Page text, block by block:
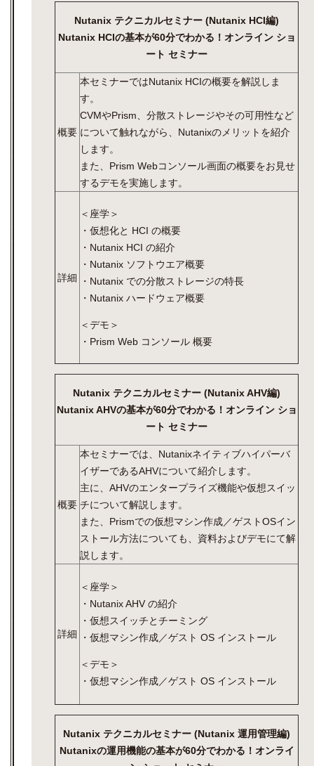
Nutanix テクニカルセミナー (Nutanix HCI編)
Nutanix HCIの基本が60分でわかる！オンライン ショ
ート セミナー
概要
本セミナーではNutanix HCIの概要を解説しま
す。
CVMやPrism、分散ストレージやその可用性など
について触れながら、Nutanixのメリットを紹介
します。
また、Prism Webコンソール画面の概要をお見せ
するデモを実施します。
詳細
＜座学＞
・仮想化と HCI の概要
・Nutanix HCI の紹介
・Nutanix ソフトウエア概要
・Nutanix での分散ストレージの特長
・Nutanix ハードウェア概要
＜デモ＞
・Prism Web コンソール 概要
Nutanix テクニカルセミナー (Nutanix AHV編)
Nutanix AHVの基本が60分でわかる！オンライン ショ
ート セミナー
概要
本セミナーでは、Nutanixネイティブハイパーバ
イザーであるAHVについて紹介します。
主に、AHVのエンタープライズ機能や仮想スイッ
チについて解説します。
また、Prismでの仮想マシン作成／ゲストOSイン
ストール方法についても、資料およびデモにて解
説します。
詳細
＜座学＞
・Nutanix AHV の紹介
・仮想スイッチとチーミング
・仮想マシン作成／ゲスト OS インストール
＜デモ＞
・仮想マシン作成／ゲスト OS インストール
Nutanix テクニカルセミナー (Nutanix 運用管理編)
Nutanixの運用機能の基本が60分でわかる！オンライ